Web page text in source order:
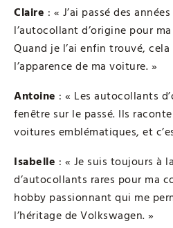
Claire : « J’ai passé des
l’autocollant d’origine pour
Quand je l’ai enfin trouvé,
l’apparence de ma voiture. »
Antoine : « Les autocollants
fenêtre sur le passé. Ils
voitures emblématiques, et
Isabelle : « Je suis toujours à
d’autocollants rares pour ma
hobby passionnant qui me
l’héritage de Volkswagen. »